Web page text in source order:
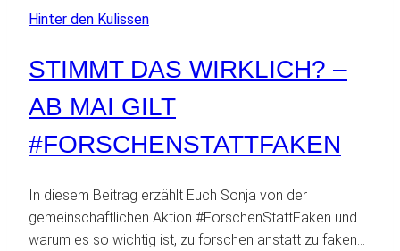
Hinter den Kulissen
STIMMT DAS WIRKLICH? –
AB MAI GILT
#FORSCHENSTATTFAKEN
In diesem Beitrag erzählt Euch Sonja von der
gemeinschaftlichen Aktion #ForschenStattFaken und
warum es so wichtig ist, zu forschen anstatt zu faken…